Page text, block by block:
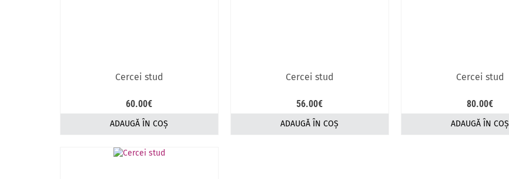
Cercei stud
60.00€
ADAUGĂ ÎN COȘ
Cercei stud
56.00€
ADAUGĂ ÎN COȘ
Cercei stud
80.00€
ADAUGĂ ÎN COȘ